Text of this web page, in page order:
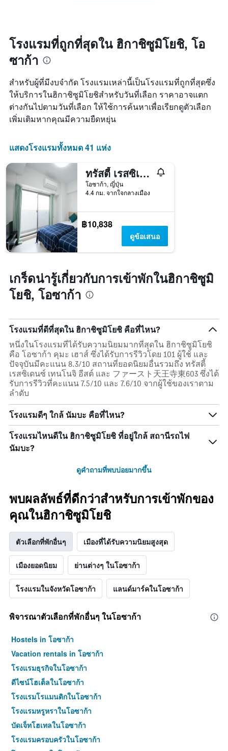
วัน
ของ
สัปดาห์
แผนภูมิ
มี
แกน
X
1
แกน
วัน
สัปดาห์
แผนภูมิ
มี
แกน
Y
แแส
ดง
ราคา
ของ
ห้อง
พัก
โรงแรมที่ถูกที่สุดใน ฮิกาชิซูมิโยชิ, โอ
ซาก้า
สำหรับผู้ที่มีงบจำกัด โรงแรมเหล่านี้เป็นโรงแรมที่ถูกที่สุดซึ่ง
ให้บริการในฮิกาชิซูมิโยชิสำหรับวันที่เลือก ราคาอาจแตก
ต่างกันไปตามวันที่เลือก ให้ใช้การค้นหาเพื่อเรียกดูตัวเลือก
เพิ่มเติมหากคุณมีความยืดหยุ่น
แสดงโรงแรมทั้งหมด 41 แห่ง
ทรัสตี้ เรสซิเดนซ์ เทนโนจิ อีสต์
โอซาก้า, ญี่ปุ่น
4.4 กม. จากใจกลางเมือง
฿10,838
ดูข้อเสนอ
เกร็ดน่ารู้เกี่ยวกับการเข้าพักในฮิกาชิซูมิ
โยชิ, โอซาก้า
โรงแรมที่ดีที่สุดใน ฮิกาชิซูมิโยชิ คือที่ไหน?
หนึ่งในโรงแรมที่ได้รับความนิยมมากที่สุดใน ฮิกาชิซูมิโยชิ
คือ โอซาก้า คุมะ เฮาส์ ซึ่งได้รับการรีวิวโดย 101 ผู้ใช้ และ
ปัจจุบันมีคะแนน 8.3/10 สถานที่ยอดนิยมอื่นรวมถึง ทรัสตี้
เรสซิเดนซ์ เทนโนจิ อีสต์ และ ファースト天王寺東603 ซึ่งได้
รับการรีวิวที่คะแนน 7.5/10 และ 7.6/10 จากผู้ใช้ของเราตาม
ลำดับ
โรงแรมดีๆ ใกล้ นัมบะ คือที่ไหน?
โรงแรมไหนดีใน ฮิกาชิซูมิโยชิ ที่อยู่ใกล้ สถานีรถไฟ
นัมบะ?
ดูคำถามที่พบบ่อยมากขึ้น
พบผลลัพธ์ที่ดีกว่าสำหรับการเข้าพักของ
คุณในฮิกาชิซูมิโยชิ
ตัวเลือกที่พักอื่นๆ เมืองที่ได้รับความนิยมสูงสุด
เมืองยอดนิยม ย่านต่างๆ ในโอซาก้า
โรงแรมในจังหวัดโอซาก้า แลนด์มาร์คในโอซาก้า
พิจารณาตัวเลือกที่พักอื่นๆ ในโอซาก้า
Hostels in โอซาก้า
Vacation rentals in โอซาก้า
โรงแรมธุรกิจในโอซาก้า
ดีไซน์โฮเต็ลในโอซาก้า
โรงแรมโรแมนติกในโอซาก้า
โรงแรมหรูหราในโอซาก้า
บัดเจ็ทโฮเทลในโอซาก้า
โรงแรมครอบครัวในโอซาก้า